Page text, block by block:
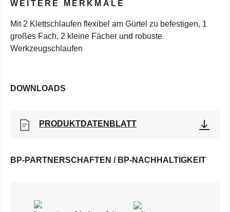
WEITERE MERKMALE
Mit 2 Klettschlaufen flexibel am Gürtel zu befestigen, 1
großes Fach, 2 kleine Fächer und robuste
Werkzeugschlaufen
DOWNLOADS
PRODUKTDATENBLATT
BP-PARTNERSCHAFTEN / BP-NACHHALTIGKEIT